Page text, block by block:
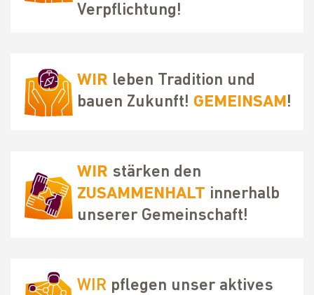
Verpflichtung!
WIR leben Tradition und
bauen Zukunft! GEMEINSAM!
WIR stärken den
ZUSAMMENHALT innerhalb
unserer Gemeinschaft!
WIR pflegen unser aktives